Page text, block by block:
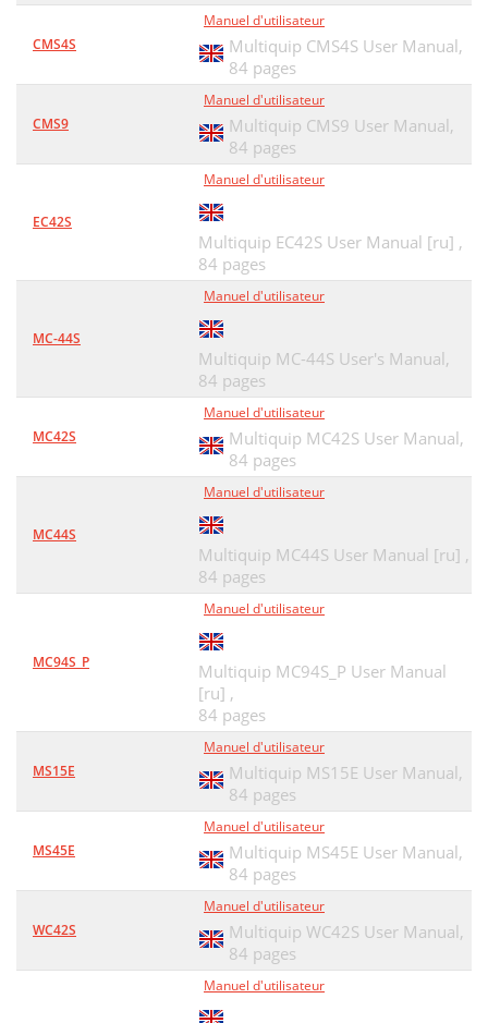
CMS4S
Manuel d'utilisateur
Multiquip CMS4S User Manual,
84 pages
CMS9
Manuel d'utilisateur
Multiquip CMS9 User Manual,
84 pages
EC42S
Manuel d'utilisateur
Multiquip EC42S User Manual [ru] ,
84 pages
MC-44S
Manuel d'utilisateur
Multiquip MC-44S User's Manual,
84 pages
MC42S
Manuel d'utilisateur
Multiquip MC42S User Manual,
84 pages
MC44S
Manuel d'utilisateur
Multiquip MC44S User Manual [ru] ,
84 pages
MC94S_P
Manuel d'utilisateur
Multiquip MC94S_P User Manual
[ru] ,
84 pages
MS15E
Manuel d'utilisateur
Multiquip MS15E User Manual,
84 pages
MS45E
Manuel d'utilisateur
Multiquip MS45E User Manual,
84 pages
WC42S
Manuel d'utilisateur
Multiquip WC42S User Manual,
84 pages
Manuel d'utilisateur